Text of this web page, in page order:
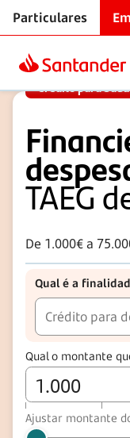
Particulares
Crédito Pessoal
Crédito para
TAEG
De 1.000€ a
Qual é a
Crédito para
Qual o montante
Valor em euros.
Ajustar montante